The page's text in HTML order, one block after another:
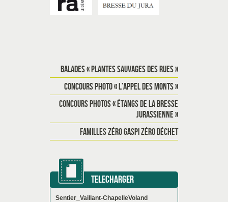
BALADES « PLANTES SAUVAGES DES RUES »
CONCOURS PHOTO « L’APPEL DES MONTS »
CONCOURS PHOTOS « ÉTANGS DE LA BRESSE
JURASSIENNE »
FAMILLES ZÉRO GASPI ZÉRO DÉCHET
TELECHARGER
Sentier_Vaillant-ChapelleVoland